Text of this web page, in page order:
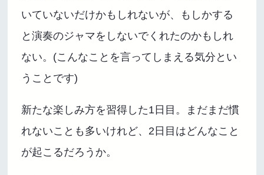
いていないだけかもしれないが、もしかする
と演奏のジャマをしないでくれたのかもしれ
ない。(こんなことを言ってしまえる気分とい
うことです)
新たな楽しみ方を習得した1日目。まだまだ慣
れないことも多いけれど、2日目はどんなこと
が起こるだろうか。